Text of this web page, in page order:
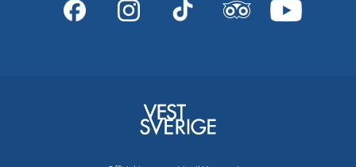
VisitSweden
SJ – med tog